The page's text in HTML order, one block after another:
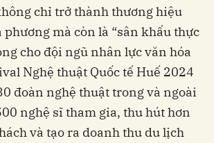
chỉ trở thành thương hiệu
phương mà còn là “sân khấu thực
cho đội ngũ nhân lực văn hóa
Nghệ thuật Quốc tế Huế 2024
đoàn nghệ thuật trong và ngoài
nghệ sĩ tham gia, thu hút hơn
và tạo ra doanh thu du lịch